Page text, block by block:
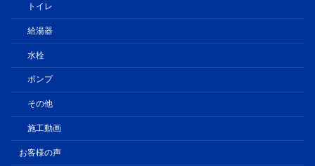
トイレ
給湯器
水栓
ポンプ
その他
施工動画
お客様の声